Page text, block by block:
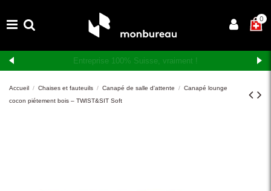
×0
Livraison et montage gratuits en Suisse romande
Accueil Chaises et fauteuils Canapé de salle d'attente
Canapé lounge
cocon piétement bois – TWIST&SIT Soft